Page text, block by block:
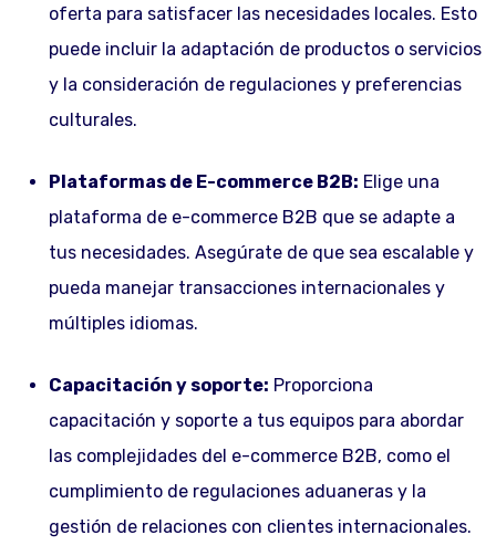
oferta para satisfacer las necesidades locales. Esto
puede incluir la adaptación de productos o servicios
y la consideración de regulaciones y preferencias
culturales.
Plataformas de E-commerce B2B: Elige una
plataforma de e-commerce B2B que se adapte a
tus necesidades. Asegúrate de que sea escalable y
pueda manejar transacciones internacionales y
múltiples idiomas.
Capacitación y soporte: Proporciona
capacitación y soporte a tus equipos para abordar
las complejidades del e-commerce B2B, como el
cumplimiento de regulaciones aduaneras y la
gestión de relaciones con clientes internacionales.